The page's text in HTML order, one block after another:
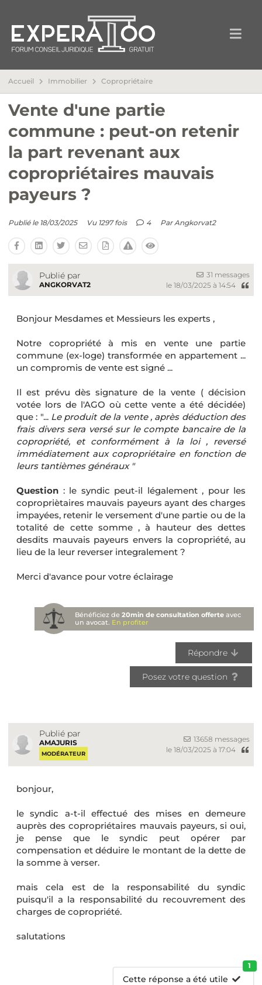
Accueil Immobilier Copropriétaire
Vente d'une partie
commune : peut-on retenir
la part revenant aux
copropriétaires mauvais
payeurs ?
Publié le 18/03/2025 Vu 1297 fois 4 ParAngkorvat2
Publié par
ANGKORVAT2
31 messages
le 18/03/2025 à 14:54
Bonjour Mesdames et Messieurs les experts ,
Notre copropriété à mis en vente une partie
commune (ex-loge) transformée en appartement ...
un compromis de vente est signé ...
Il est prévu dès signature de la vente ( décision
votée lors de l'AGO où cette vente a été décidée)
que : "...Le produit de la vente , après déduction des
frais divers sera versé sur le compte bancaire de la
copropriété, et conformément à la loi , reversé
immédiatement aux copropriétaire en fonction de
leurs tantièmes généraux "
Question : le syndic peut-il légalement , pour les
copropriètaires mauvais payeurs ayant des charges
impayées, retenir le versement d'une partie ou de la
totalité de cette somme , à hauteur des dettes
desdits mauvais payeurs envers la copropriété, au
lieu de la leur reverser integralement ?
Merci d'avance pour votre éclairage
Bénéficiez de20min de consultation offerte avec
un avocat. En profiter
Répondre
Posez votre question
Publié par
AMAJURIS
MODÉRATEUR
13658 messages
le 18/03/2025 à 17:04
bonjour,
le syndic a-t-il effectué des mises en demeure
auprès des copropriétaires mauvais payeurs, si oui,
je pense que le syndic peut opérer par
compensation et déduire le montant de la dette de
la somme à verser.
mais cela est de la responsabilité du syndic
puisqu'il a la responsabilité du recouvrement des
charges de copropriété.
salutations
Cette réponse a été utile
1